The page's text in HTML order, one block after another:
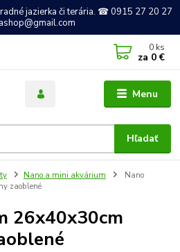
jazierka či terária. ☎ 0915 27 20 27
Menu
Hľadať
0 ks
za 0 €
Nano a mini akvárium
Nano
zaoblené
26x40x30cm